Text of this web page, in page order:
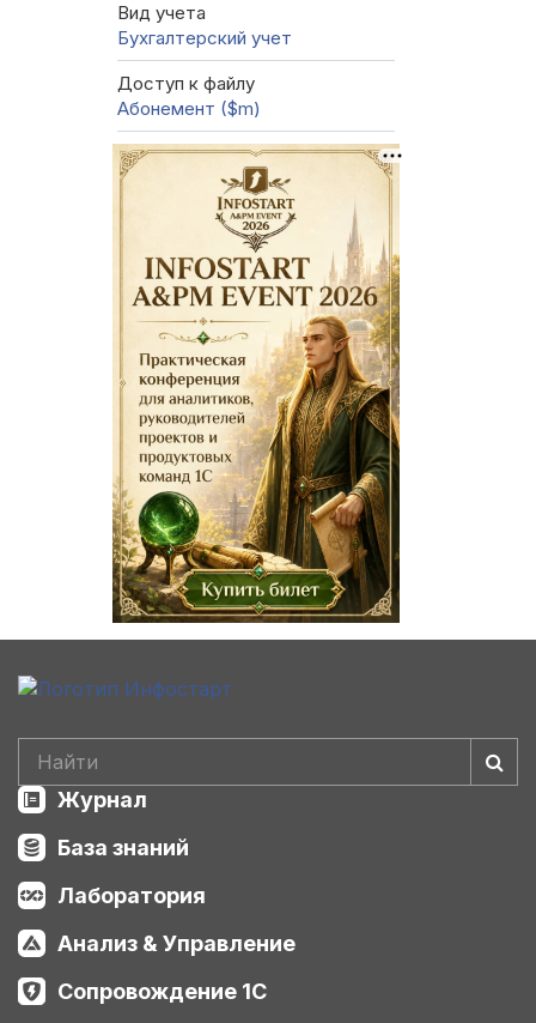
Вид учета
Бухгалтерский учет
Доступ к файлу
Абонемент ($m)
Журнал
База знаний
Лаборатория
Анализ & Управление
Сопровождение 1С